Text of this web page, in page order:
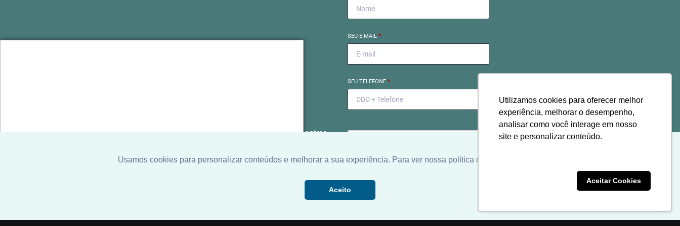
Usamos cookies para personalizar conteúdos e melhorar a sua experiência. Para ver nossa política de cookies
Aceito
Utilizamos cookies para oferecer melhor
experiência, melhorar o desempenho,
analisar como você interage em nosso
site e personalizar conteúdo.
Aceitar Cookies
Atendimento exclusivo para encontrar
SEU E-MAIL *
SEU TELEFONE *
Ao informar meus dados, eu concordo com